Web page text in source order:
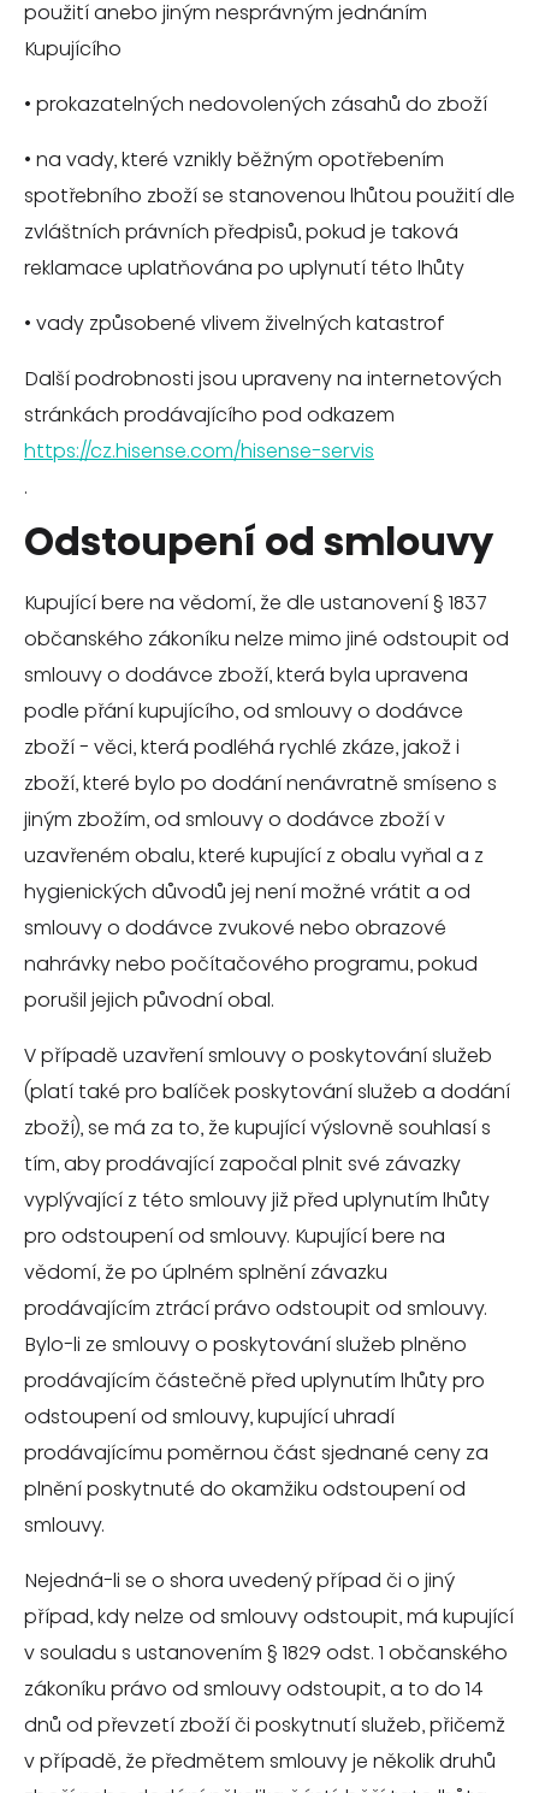
použití anebo jiným nesprávným jednáním
Kupujícího
• prokazatelných nedovolených zásahů do zboží
• na vady, které vznikly běžným opotřebením
spotřebního zboží se stanovenou lhůtou použití dle
zvláštních právních předpisů, pokud je taková
reklamace uplatňována po uplynutí této lhůty
• vady způsobené vlivem živelných katastrof
Další podrobnosti jsou upraveny na internetových
stránkách prodávajícího pod odkazem
https://cz.hisense.com/hisense-servis
.
Odstoupení od smlouvy
Kupující bere na vědomí, že dle ustanovení § 1837
občanského zákoníku nelze mimo jiné odstoupit od
smlouvy o dodávce zboží, která byla upravena
podle přání kupujícího, od smlouvy o dodávce
zboží - věci, která podléhá rychlé zkáze, jakož i
zboží, které bylo po dodání nenávratně smíseno s
jiným zbožím, od smlouvy o dodávce zboží v
uzavřeném obalu, které kupující z obalu vyňal a z
hygienických důvodů jej není možné vrátit a od
smlouvy o dodávce zvukové nebo obrazové
nahrávky nebo počítačového programu, pokud
porušil jejich původní obal.
V případě uzavření smlouvy o poskytování služeb
(platí také pro balíček poskytování služeb a dodání
zboží), se má za to, že kupující výslovně souhlasí s
tím, aby prodávající započal plnit své závazky
vyplývající z této smlouvy již před uplynutím lhůty
pro odstoupení od smlouvy. Kupující bere na
vědomí, že po úplném splnění závazku
prodávajícím ztrácí právo odstoupit od smlouvy.
Bylo-li ze smlouvy o poskytování služeb plněno
prodávajícím částečně před uplynutím lhůty pro
odstoupení od smlouvy, kupující uhradí
prodávajícímu poměrnou část sjednané ceny za
plnění poskytnuté do okamžiku odstoupení od
smlouvy.
Nejedná-li se o shora uvedený případ či o jiný
případ, kdy nelze od smlouvy odstoupit, má kupující
v souladu s ustanovením § 1829 odst. 1 občanského
zákoníku právo od smlouvy odstoupit, a to do 14
dnů od převzetí zboží či poskytnutí služeb, přičemž
v případě, že předmětem smlouvy je několik druhů